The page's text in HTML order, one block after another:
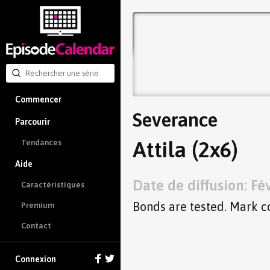
Commencer
Parcourir
Tendances
Aide
Caractéristiques
Premium
Contact
Connexion
Severance
Attila (2x6)
Date de diffusion:
Bonds are tested. Mark